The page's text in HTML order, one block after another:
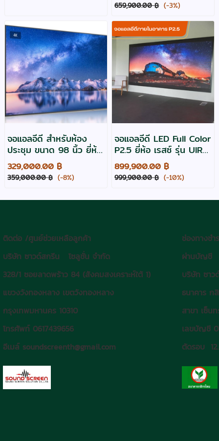
659,900.00 ฿ (-3%)
จอแอลอีดี สำหรับห้อง
ประชุม ขนาด 98 นิ้ว ยี่ห้อ
Maxhub รุ่น ND98CMA
329,000.00 ฿
359,000.00 ฿ (-8%)
จอแอลอีดี LED Full Color
P2.5 ยี่ห้อ เรสซ์ รุ่น UIRx
2.5 ขนาด 3.84x1.92
เมตร
899,900.00 ฿
999,900.00 ฿ (-10%)
ติดต่อ /ศูนย์ช่วยเหลือลูกค้า
บริษัท ซาวด์สกรีน โซลูชั่น จำกัด
328/1 ซอยลาดพร้าว 84 (สังคมสงเคราะห์ใต้ 1)
แขวงวังทองหลาง เขตวังทองหลาง
กรุงเทพมหานคร 10310
โทรศัพท์ 0617439656
อีเมล์ soundscreenth@gmail.com
ช่องทางชำ
ผ่านบัญชี
บริษัท ซาว
ธนาคาร ก
สาขา เซ็
เลขบัญชี
ตัดรอบ